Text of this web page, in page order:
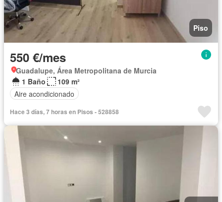
Piso
550 €/mes
Guadalupe, Área Metropolitana de Murcia
1 Baño
109 m²
Aire acondicionado
Hace 3 días, 7 horas en Pisos - 528858